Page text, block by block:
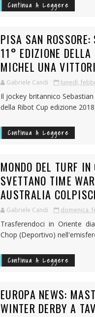
Continua A Leggere
PISA SAN
11° EDIZIONE
MICHEL UNA
Gabriele Candi lunedì,
Il jockey britannico
della Ribot Cup edizione
Continua A Leggere
MONDO DEL TURF IN
SVETTANO TIME
AUSTRALIA
Gabriele Candi domenica,
Trasferendoci in Oriente
Chop (Deportivo)
Continua A Leggere
EUROPA NEWS:
WINTER DERBY A